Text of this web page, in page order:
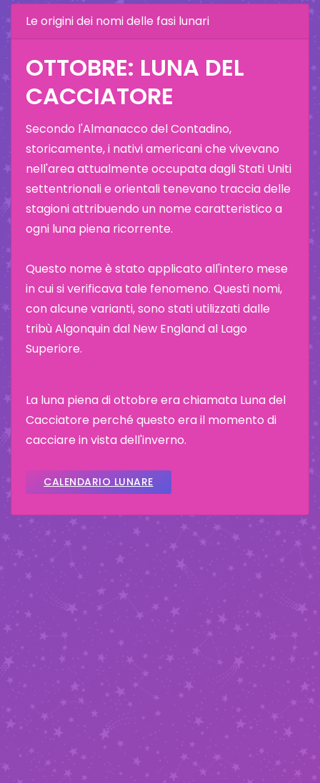
Le origini dei nomi delle fasi lunari
OTTOBRE: LUNA DEL
CACCIATORE
Secondo l'Almanacco del Contadino,
storicamente, i nativi americani che vivevano
nell'area attualmente occupata dagli Stati Uniti
settentrionali e orientali tenevano traccia delle
stagioni attribuendo un nome caratteristico a
ogni luna piena ricorrente.
Questo nome è stato applicato all'intero mese
in cui si verificava tale fenomeno. Questi nomi,
con alcune varianti, sono stati utilizzati dalle
tribù Algonquin dal New England al Lago
Superiore.
La luna piena di ottobre era chiamata Luna del
Cacciatore perché questo era il momento di
cacciare in vista dell'inverno.
CALENDARIO LUNARE